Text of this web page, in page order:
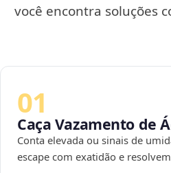
você encontra soluções
01
Caça Vazamento de
Conta elevada ou sinais de
escape com exatidão e